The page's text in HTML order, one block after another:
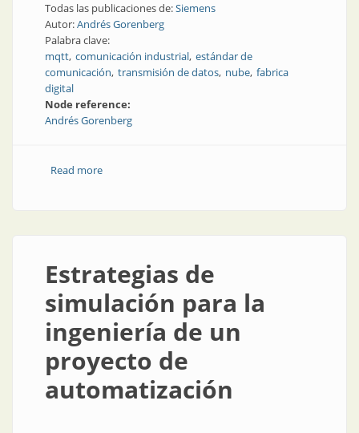
Todas las publicaciones de:Siemens
Autor:Andrés Gorenberg
Palabra clave:
mqtt comunicación industrial estándar de
comunicación transmisión de datos nube fabrica
digital
Node reference:
Andrés Gorenberg
Read moreabout Los límites de las soluciones en la nube
Estrategias de
simulación para la
ingeniería de un
proyecto de
automatización